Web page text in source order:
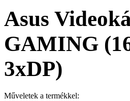
Asus
GAMING
3xDP)
Műveletek a termékkel: